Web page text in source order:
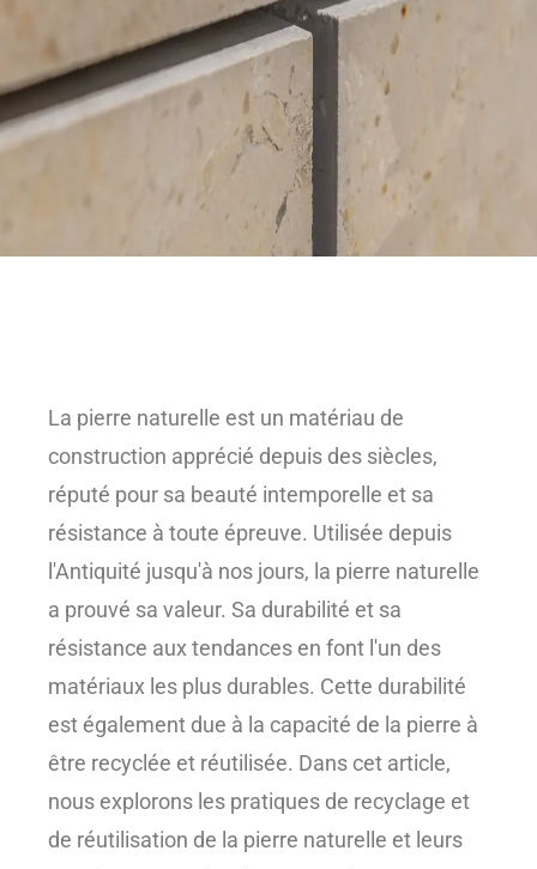
La pierre naturelle est un matériau de
construction apprécié depuis des siècles,
réputé pour sa beauté intemporelle et sa
résistance à toute épreuve. Utilisée depuis
l'Antiquité jusqu'à nos jours, la pierre naturelle
a prouvé sa valeur. Sa durabilité et sa
résistance aux tendances en font l'un des
matériaux les plus durables. Cette durabilité
est également due à la capacité de la pierre à
être recyclée et réutilisée. Dans cet article,
nous explorons les pratiques de recyclage et
de réutilisation de la pierre naturelle et leurs